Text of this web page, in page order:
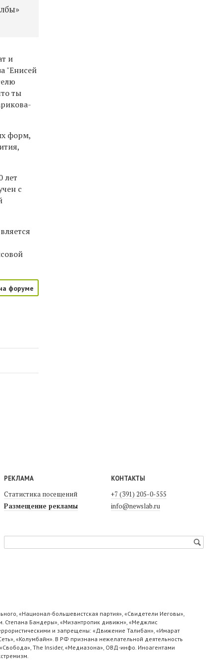
и
"Енисей
ты
форм,
лет
с
форуме
РЕКЛАМА
Статистика посещений
Размещение рекламы
КОНТАКТЫ
+7 (391) 205-0-555
info@newslab.ru
«Национал-большевистская партия», «Свидетели Иеговы»,
Степана Бандеры», «Мизантропик дивижн», «Меджлис
и запрещены: «Движение Талибан», «Имарат
«Колумбайн». В РФ признана нежелательной деятельность
The Insider, «Медиазона», ОВД-инфо. Иноагентами